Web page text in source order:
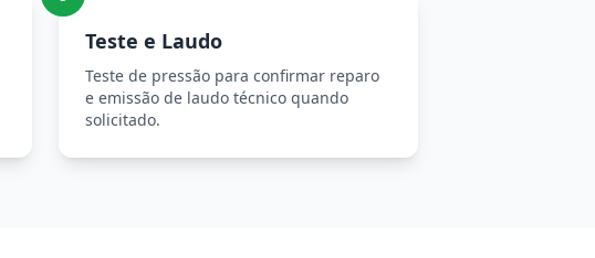
Teste e Laudo
Teste de pressão para confirmar reparo
e emissão de laudo técnico quando
solicitado.